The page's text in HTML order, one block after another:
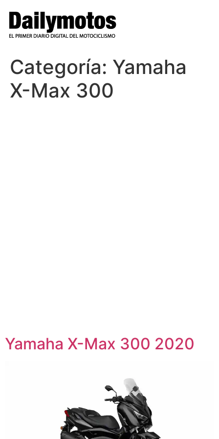
contenido
Categoría: Yamaha
X-Max 300
Yamaha X-Max 300 2020